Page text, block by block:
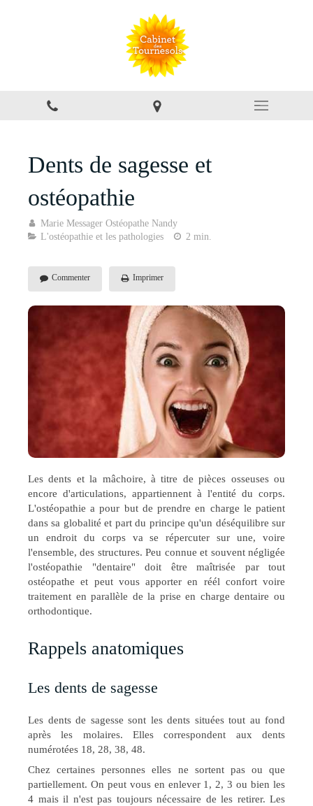
Dents de sagesse et
ostéopathie
Marie Messager Ostéopathe Nandy
L'ostéopathie et les pathologies
2 min.
Commenter Imprimer
Les dents et la mâchoire, à titre de pièces osseuses ou
encore d'articulations, appartiennent à l'entité du corps.
L'ostéopathie a pour but de prendre en charge le patient
dans sa globalité et part du principe qu'un déséquilibre sur
un endroit du corps va se répercuter sur une, voire
l'ensemble, des structures. Peu connue et souvent négligée
l'ostéopathie "dentaire" doit être maîtrisée par tout
ostéopathe et peut vous apporter en réél confort voire
traitement en parallèle de la prise en charge dentaire ou
orthodontique.
Rappels anatomiques
Les dents de sagesse
Les dents de sagesse sont les dents situées tout au fond
après les molaires. Ellescorrespondent aux dents
numérotées 18, 28, 38, 48.
Chez certaines personnes elles ne sortent pas ou que
partiellement. On peut vous en enlever 1, 2, 3 ou bien les
4 mais il n'est pas toujours nécessaire de les retirer. Les